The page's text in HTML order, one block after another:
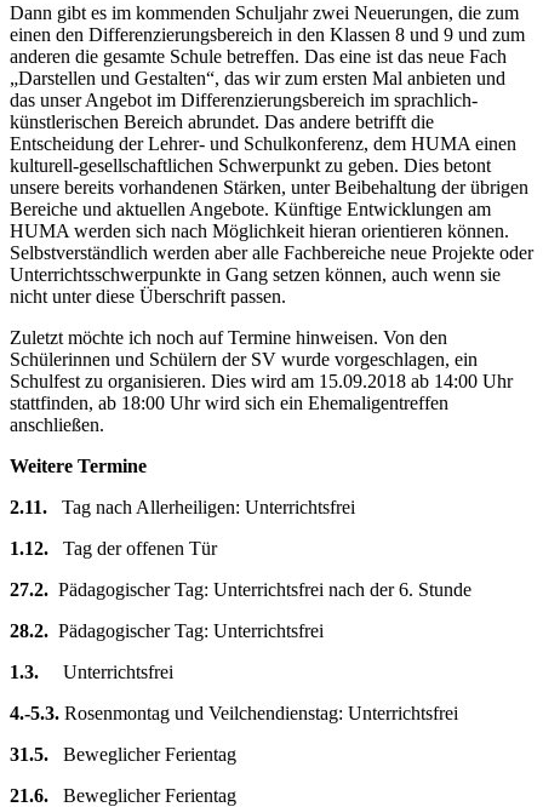
Dann gibt es im kommenden Schuljahr zwei Neuerungen, die zum
einen den Differenzierungsbereich in den Klassen 8 und 9 und zum
anderen die gesamte Schule betreffen. Das eine ist das neue Fach
„Darstellen und Gestalten“, das wir zum ersten Mal anbieten und
das unser Angebot im Differenzierungsbereich im sprachlich-
künstlerischen Bereich abrundet. Das andere betrifft die
Entscheidung der Lehrer- und Schulkonferenz, dem HUMA einen
kulturell-gesellschaftlichen Schwerpunkt zu geben. Dies betont
unsere bereits vorhandenen Stärken, unter Beibehaltung der übrigen
Bereiche und aktuellen Angebote. Künftige Entwicklungen am
HUMA werden sich nach Möglichkeit hieran orientieren können.
Selbstverständlich werden aber alle Fachbereiche neue Projekte oder
Unterrichtsschwerpunkte in Gang setzen können, auch wenn sie
nicht unter diese Überschrift passen.
Zuletzt möchte ich noch auf Termine hinweisen. Von den
Schülerinnen und Schülern der SV wurde vorgeschlagen, ein
Schulfest zu organisieren. Dies wird am 15.09.2018 ab 14:00 Uhr
stattfinden, ab 18:00 Uhr wird sich ein Ehemaligentreffen
anschließen.
Weitere Termine
2.11.
Tag nach Allerheiligen: Unterrichtsfrei
1.12. Tag der offenen Tür
27.2. Pädagogischer Tag: Unterrichtsfrei nach der 6. Stunde
28.2. Pädagogischer Tag: Unterrichtsfrei
1.3. Unterrichtsfrei
4.-5.3. Rosenmontag und Veilchendienstag: Unterrichtsfrei
31.5. Beweglicher Ferientag
21.6. Beweglicher Ferientag